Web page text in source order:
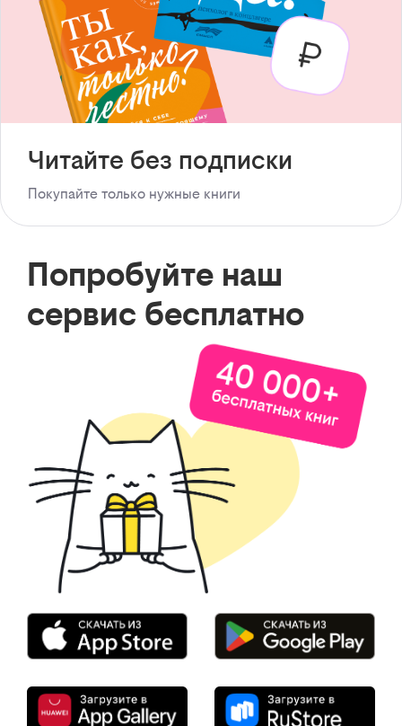
Читайте без подписки
Покупайте только нужные книги
Попробуйте наш
сервис бесплатно